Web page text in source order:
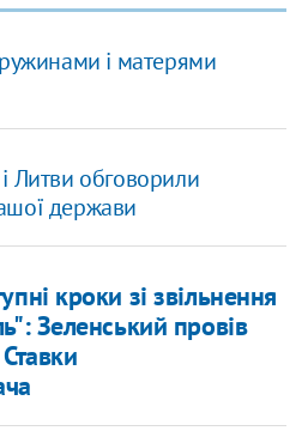
і матерями
Литви обговорили
держави
кроки зі звільнення
Зеленський провів